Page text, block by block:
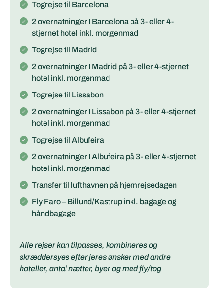
Togrejse til Barcelona
2 overnatninger I Barcelona på 3- eller 4-
stjernet hotel inkl. morgenmad
Togrejse til Madrid
2 overnatninger I Madrid på 3- eller 4-stjernet
hotel inkl. morgenmad
Togrejse til Lissabon
2 overnatninger I Lissabon på 3- eller 4-stjernet
hotel inkl. morgenmad
Togrejse til Albufeira
2 overnatninger I Albufeira på 3- eller 4-stjernet
hotel inkl. morgenmad
Transfer til lufthavnen på hjemrejsedagen
Fly Faro – Billund/Kastrup inkl. bagage og
håndbagage
Alle rejser kan tilpasses, kombineres og
skræddersyes efter jeres ønsker med andre
hoteller, antal nætter, byer og med fly/tog